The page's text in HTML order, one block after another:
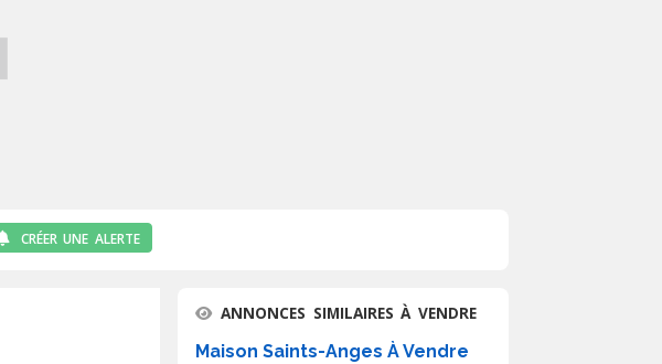
CRÉER UNE ALERTE
ANNONCES SIMILAIRES À VENDRE
Maison Saints-Anges À Vendre